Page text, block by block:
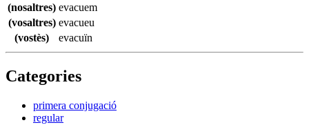
(nosaltres) evacuem
(vosaltres) evacueu
(vostès)
evacuïn
Categories
primera conjugació
regular